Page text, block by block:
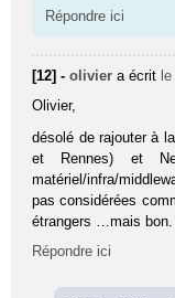
Répondre ici
[12] -olivier a écrit
Olivier,
désolé de rajouter à
et Rennes) et
matériel/infra/
pas considérées
étrangers …mais bon.
Répondre ici